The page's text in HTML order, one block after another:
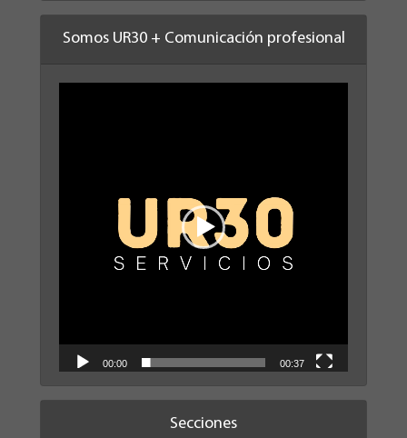
Somos UR30 + Comunicación profesional
00:00 00:37
Secciones